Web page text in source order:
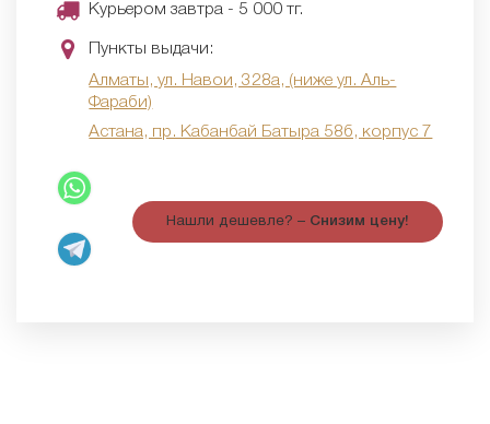
Курьером завтра - 5 000 тг.
Пункты выдачи:
Алматы, ул. Навои, 328а, (ниже ул. Аль-
Фараби)
Астана, пр. Кабанбай Батыра 58б, корпус 7
Нашли дешевле? – Снизим цену!